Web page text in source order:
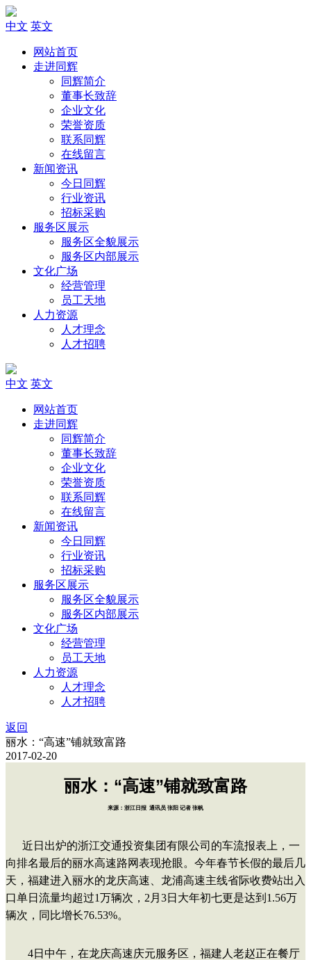
中文 英文
网站首页
走进同辉
同辉简介
董事长致辞
企业文化
荣誉资质
联系同辉
在线留言
新闻资讯
今日同辉
行业资讯
招标采购
服务区展示
服务区全貌展示
服务区内部展示
文化广场
经营管理
员工天地
人力资源
人才理念
人才招聘
中文 英文
网站首页
走进同辉
同辉简介
董事长致辞
企业文化
荣誉资质
联系同辉
在线留言
新闻资讯
今日同辉
行业资讯
招标采购
服务区展示
服务区全貌展示
服务区内部展示
文化广场
经营管理
员工天地
人力资源
人才理念
人才招聘
返回
丽水：“高速”铺就致富路
2017-02-20
丽水：“高速”铺就致富路
来源：浙江日报 通讯员 张阳 记者 张帆
近日出炉的浙江交通投资集团有限公司的车流报表上，一
向排名最后的丽水高速路网表现抢眼。今年春节长假的最后几
天，福建进入丽水的龙庆高速、龙浦高速主线省际收费站出入
口单日流量均超过1万辆次，2月3日大年初七更是达到1.56万
辆次，同比增长76.53%。
4日中午，在龙庆高速庆元服务区，福建人老赵正在餐厅